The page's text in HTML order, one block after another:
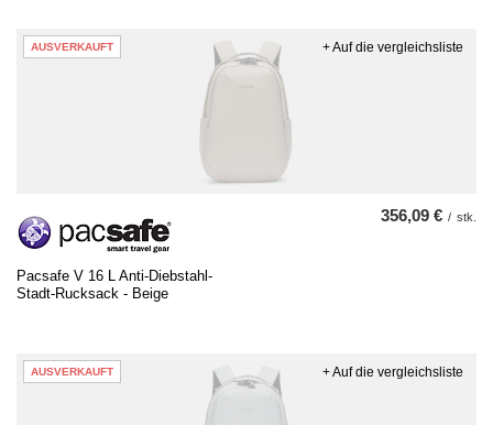
AUSVERKAUFT
Pacsafe V 16 L Anti-Diebstahl-
Stadt-Rucksack - Beige
356,09 € / stk.
+ Auf die vergleichsliste
AUSVERKAUFT + Auf die vergleichsliste